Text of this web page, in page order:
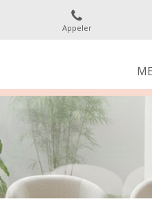
Appeler